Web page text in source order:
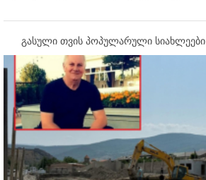
გასული თვის პოპულარული სიახლეები